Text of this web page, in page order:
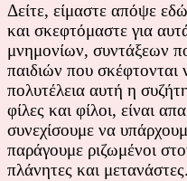
Δείτε, είμαστε απόψε
και σκεφτόμαστε για
μνημονίων, συντάξεων
παιδιών που σκέφτονται
πολυτέλεια αυτή η
φίλες και φίλοι, είναι
συνεχίσουμε να
παράγουμε ριζωμένοι
πλάνητες και μετανάστες.